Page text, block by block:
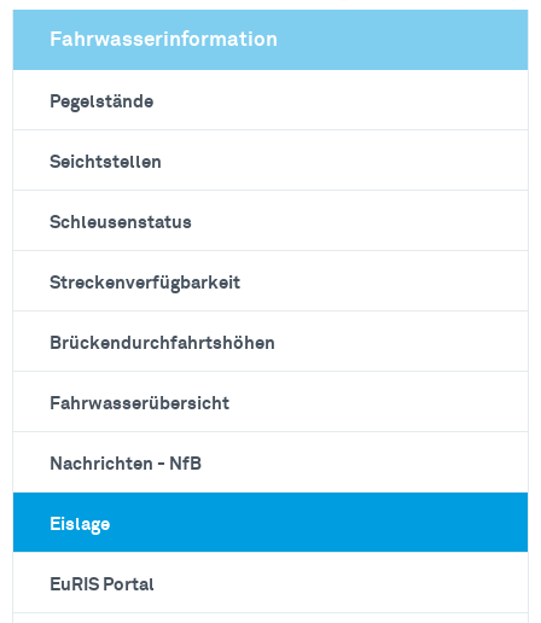
Fahrwasserinformation
Pegelstände
Seichtstellen
Schleusenstatus
Streckenverfügbarkeit
Brückendurchfahrtshöhen
Fahrwasserübersicht
Nachrichten - NfB
Eislage
EuRIS Portal